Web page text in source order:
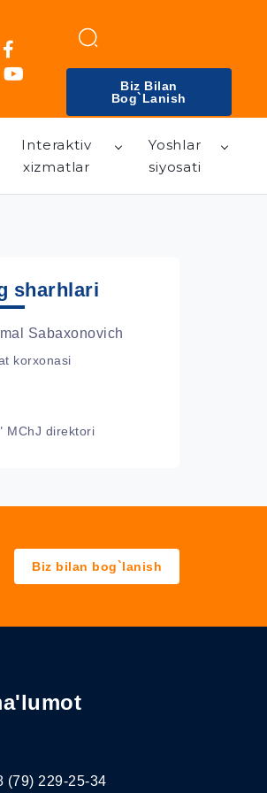
Biz Bilan
Bog`lanish
Interaktiv
xizmatlar
Yoshlar
siyosati
sharhlari
Sabaxonovich
korxonasi
MChJ direktori
Biz bilan bog`lanish
(79) 229-25-34